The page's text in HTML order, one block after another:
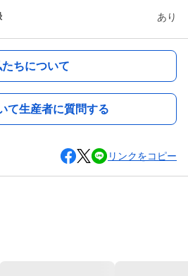
あり
たちについて
て生産者に質問する
リンクをコピー